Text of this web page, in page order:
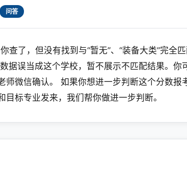
问答
查了，但没有找到与“暂无”、“装备大类”完全
据误当成这个学校，暂不展示不匹配结果。你
师微信确认。 如果你想进一步判断这个分数报
标专业发来，我们帮你做进一步判断。